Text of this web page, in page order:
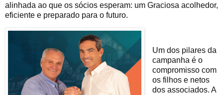
alinhada ao que os sócios esperam: um Graciosa acolhedor,
eficiente e preparado para o futuro.
Um dos pilares da
campanha é o
compromisso com
os filhos e netos
dos associados. A